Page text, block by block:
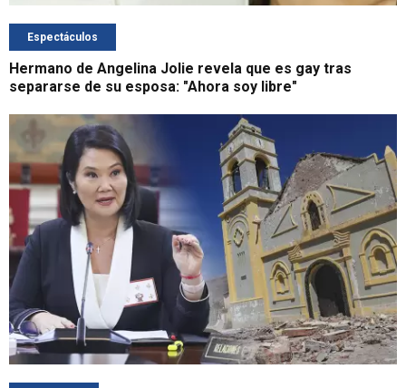
Espectáculos
Hermano de Angelina Jolie revela que es gay tras
separarse de su esposa: "Ahora soy libre"